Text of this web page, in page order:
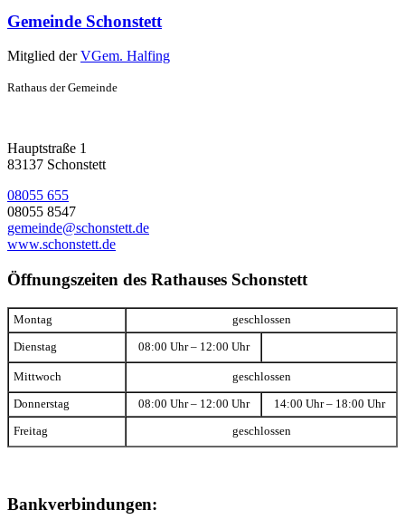
Gemeinde Schonstett
Mitglied derVGem. Halfing
Rathaus der Gemeinde
Hauptstraße 1
83137 Schonstett
08055 655
08055 8547
gemeinde@schonstett.de
www.schonstett.de
Öffnungszeiten des Rathauses Schonstett
Montag geschlossen
Dienstag 08:00 Uhr – 12:00 Uhr
Mittwoch geschlossen
Donnerstag 08:00 Uhr – 12:00 Uhr 14:00 Uhr – 18:00 Uhr
Freitag geschlossen
Bankverbindungen: